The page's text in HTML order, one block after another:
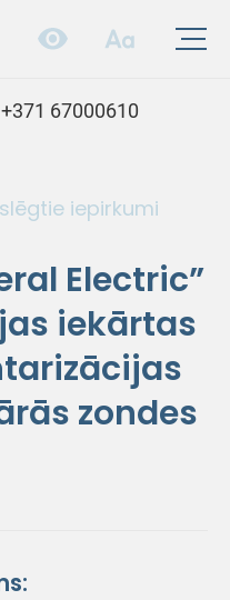
+371 67000610
iepirkumi
Electric”
iekārtas
zondes